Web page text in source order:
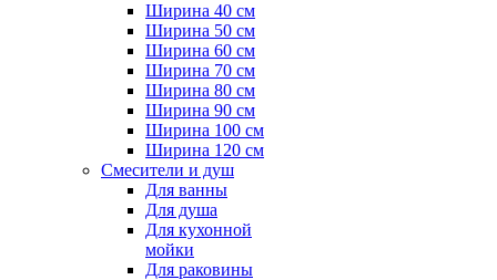
Ширина 40 см
Ширина 50 см
Ширина 60 см
Ширина 70 см
Ширина 80 см
Ширина 90 см
Ширина 100 см
Ширина 120 см
Смесители и душ
Для ванны
Для душа
Для кухонной
мойки
Для раковины